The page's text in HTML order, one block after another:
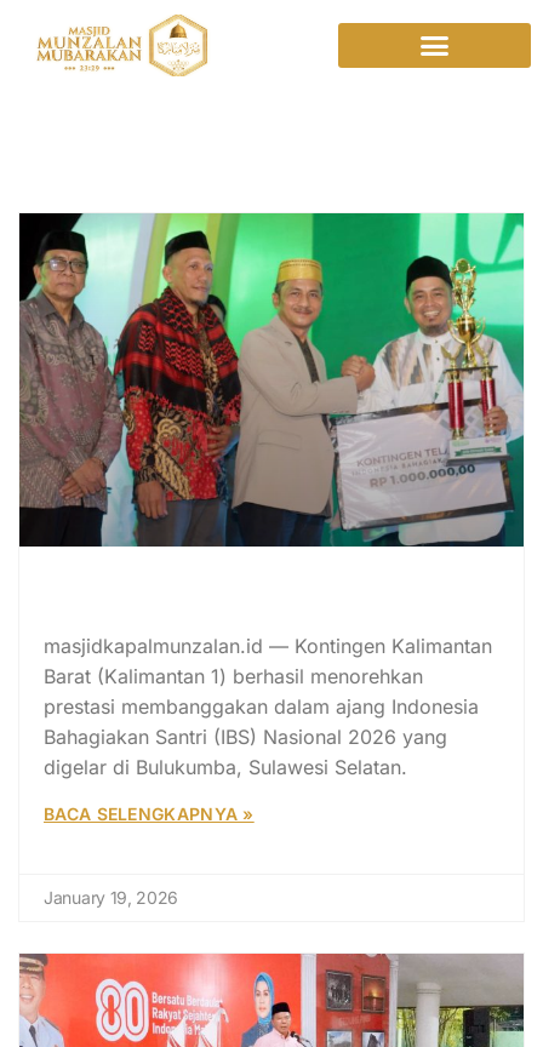
Pesantren Nasional
masjidkapalmunzalan.id — Kontingen Kalimantan
Barat (Kalimantan 1) berhasil menorehkan
prestasi membanggakan dalam ajang Indonesia
Bahagiakan Santri (IBS) Nasional 2026 yang
digelar di Bulukumba, Sulawesi Selatan.
BACA SELENGKAPNYA »
January 19, 2026